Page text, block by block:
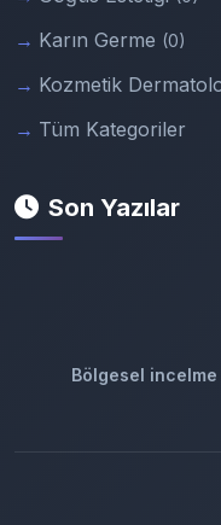
Karın Germe (0)
Kozmetik
Tüm Kategoriler
Son Yazılar
Bölgesel